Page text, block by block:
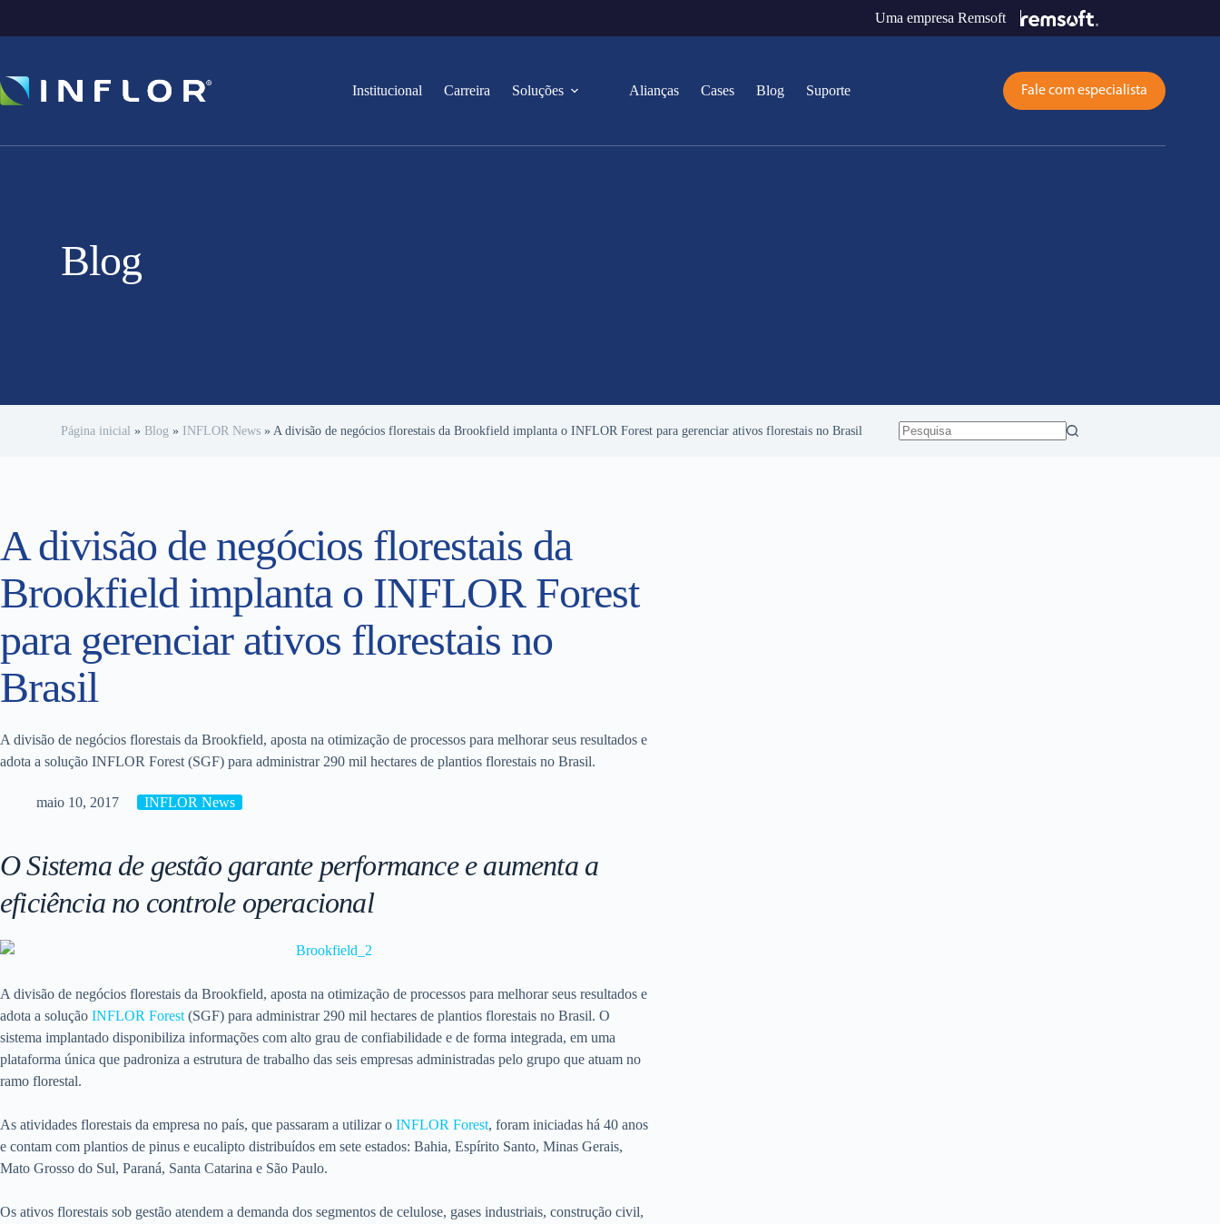
Uma empresa Remsoft
Institucional Carreira Soluções Alianças Cases Blog Suporte Fale com especialista
Blog
Página inicial » Blog » INFLOR News »A divisão de negócios florestais da Brookfield implanta o INFLOR Forest para gerenciar ativos florestais no Brasil
A divisão de negócios florestais da
Brookfield implanta o INFLOR Forest
para gerenciar ativos florestais no
Brasil
A divisão de negócios florestais da Brookfield, aposta na otimização de processos para melhorar seus resultados e
adota a solução INFLOR Forest (SGF) para administrar 290 mil hectares de plantios florestais no Brasil.
maio 10, 2017 INFLOR News
O Sistema de gestão garante performance e aumenta a
eficiência no controle operacional
A divisão de negócios florestais da Brookfield, aposta na otimização de processos para melhorar seus resultados e
adota a solução INFLOR Forest (SGF) para administrar 290 mil hectares de plantios florestais no Brasil. O
sistema implantado disponibiliza informações com alto grau de confiabilidade e de forma integrada, em uma
plataforma única que padroniza a estrutura de trabalho das seis empresas administradas pelo grupo que atuam no
ramo florestal.
As atividades florestais da empresa no país, que passaram a utilizar o INFLOR Forest, foram iniciadas há 40 anos
e contam com plantios de pinus e eucalipto distribuídos em sete estados: Bahia, Espírito Santo, Minas Gerais,
Mato Grosso do Sul, Paraná, Santa Catarina e São Paulo.
Os ativos florestais sob gestão atendem a demanda dos segmentos de celulose, gases industriais, construção civil,